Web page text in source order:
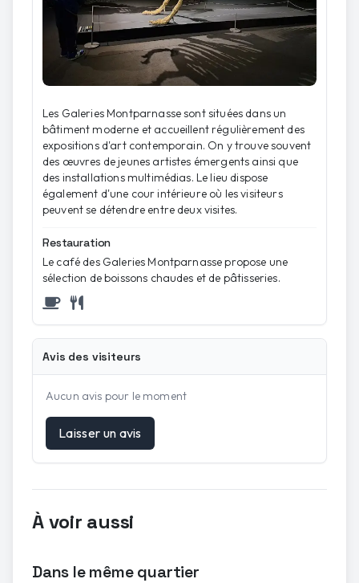
Les Galeries Montparnasse sont situées dans un
bâtiment moderne et accueillent régulièrement des
expositions d'art contemporain. On y trouve souvent
des œuvres de jeunes artistes émergents ainsi que
des installations multimédias. Le lieu dispose
également d'une cour intérieure où les visiteurs
peuvent se détendre entre deux visites.
Restauration
Le café des Galeries Montparnasse propose une
sélection de boissons chaudes et de pâtisseries.
Avis des visiteurs
Aucun avis pour le moment
Laisser un avis
À voir aussi
Dans le même quartier